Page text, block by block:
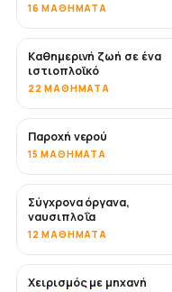
16 ΜΑΘΉΜΑΤΑ
Καθημερινή ζωή σε ένα
ιστιοπλοϊκό
22 ΜΑΘΉΜΑΤΑ
Παροχή νερού
15 ΜΑΘΉΜΑΤΑ
Σύγχρονα όργανα,
ναυσιπλοΐα
12 ΜΑΘΉΜΑΤΑ
Χειρισμός με μηχανή